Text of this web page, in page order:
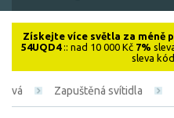
Získejte více světla za méně
54UQD4:: nad 10 000 Kč 7%
sleva kód
Zapuštěná svítidla